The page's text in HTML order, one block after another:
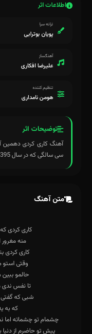
اطلاعات اثر
ترانه سرا
پویان بوترابی
آهنگساز
علیرضا افکاری
تنظیم کننده
هومن نامداری
توضیحات اثر
آهنگ کاری کردی دهمین
سی سالگی که در سال 1395 متنشر شده است می باشد.
متن آهنگ